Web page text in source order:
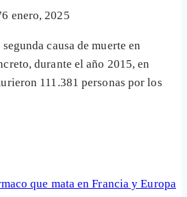
6 enero, 2025
causa de muerte en
durante el año 2015, en
111.381 personas por los